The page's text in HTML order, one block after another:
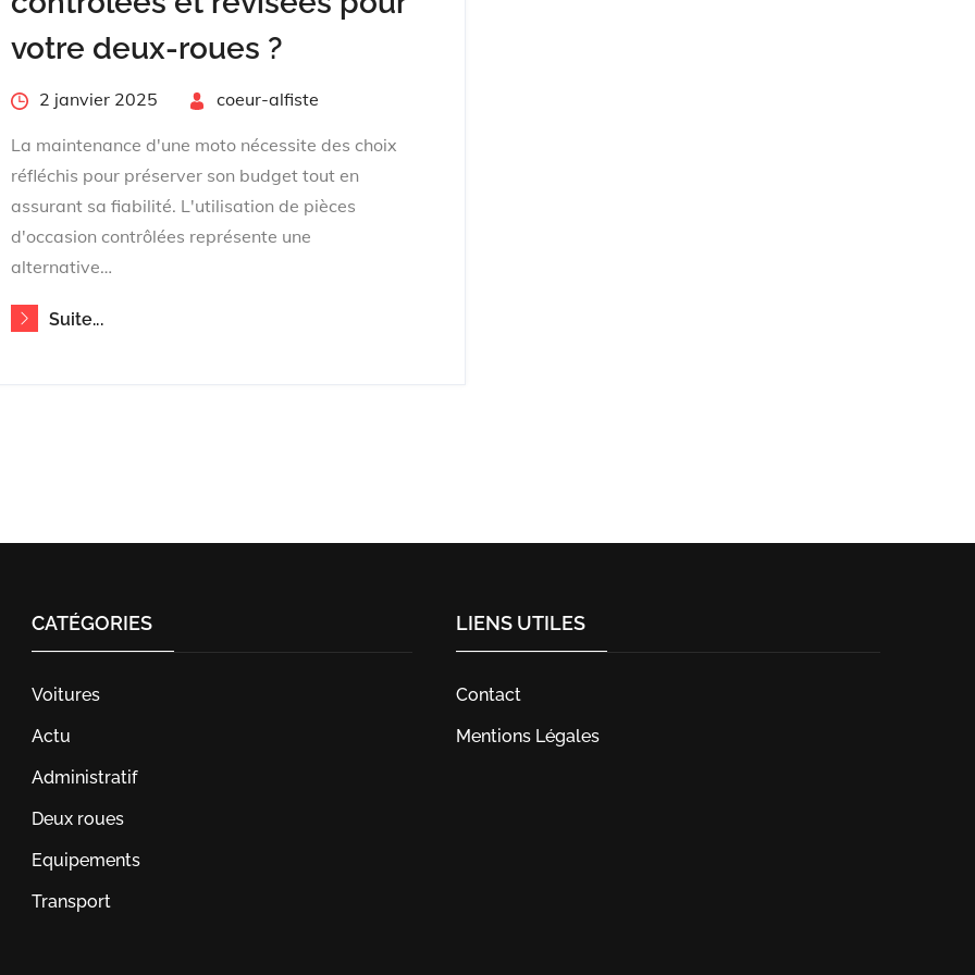
votre deux-roues ?
Posted2 janvier 2025 coeur-alfiste
La maintenance d'une moto nécessite des choix
réfléchis pour préserver son budget tout en
assurant sa fiabilité. L'utilisation de pièces
d'occasion contrôlées représente une
alternative…
Suite...
CATÉGORIES
Voitures
Actu
Administratif
Deux roues
Equipements
Transport
LIENS UTILES
Contact
Mentions Légales